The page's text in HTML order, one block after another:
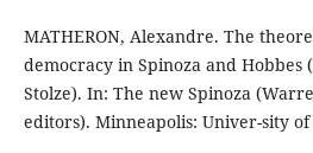
MATHERON, Alexandre. The
democracy in Spinoza and Hobbes
Stolze). In: The new Spinoza
editors). Minneapolis: Univer-sity of